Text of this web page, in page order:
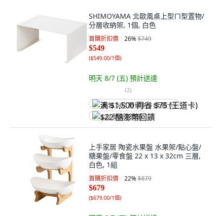
SHIMOYAMA 北歐風桌上型ㄇ型置物/
分層收納架, 1個, 白色
首購折扣價 26%$749
$549
($549.00/1個)
明天 8/7 (五) 預計送達
(2)
满 $1,500 再省 $75 (王道卡)
$22 酷澎幣回饋
上手家居 陶瓷水果盤 水果架/點心盤/
糖果盤/零食盤 22 x 13 x 32cm 三層,
白色, 1組
首購折扣價 22%$879
$679
($679.00/1個)